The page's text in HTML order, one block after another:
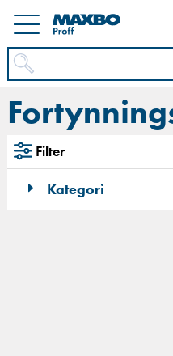
Filter
Kategori